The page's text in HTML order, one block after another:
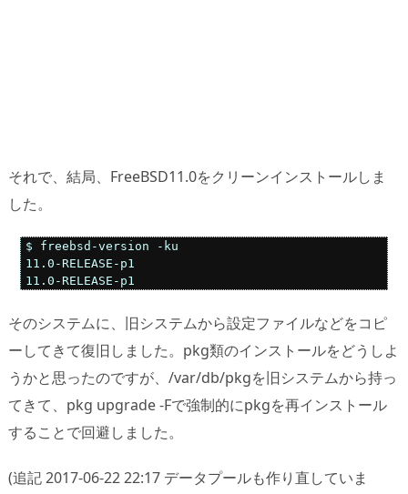
それで、結局、FreeBSD11.0をクリーンインストールしま
した。
$ freebsd-version -ku
11.0-RELEASE-p1
そのシステムに、旧システムから設定ファイルなどをコピ
ーしてきて復旧しました。pkg類のインストールをどうしよ
うかと思ったのですが、/var/db/pkgを旧システムから持っ
てきて、pkg upgrade -Fで強制的にpkgを再インストール
することで回避しました。
(追記 2017-06-22 22:17 データプールも作り直していま